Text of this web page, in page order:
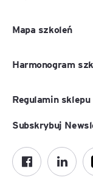
Mapa szkoleń
Harmonogram
Regulamin sklepu
Subskrybuj